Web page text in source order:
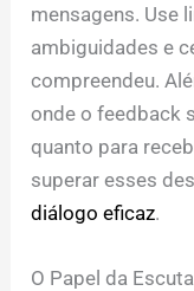
mensagens. Use
ambiguidades e
compreendeu.
onde o feedback
quanto para
superar esses
diálogo eficaz.
O Papel da